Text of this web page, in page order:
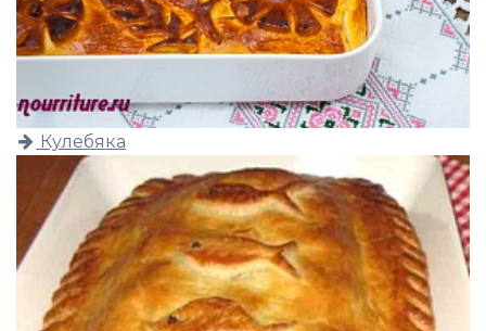
Кулебяка